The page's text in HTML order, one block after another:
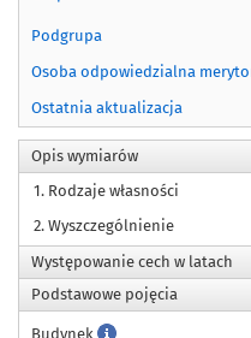
Podgrupa
Osoba odpowiedzialna
Ostatnia aktualizacja
Opis wymiarów
1. Rodzaje własności
2. Wyszczególnienie
Występowanie cech w latach
Podstawowe pojęcia
Budynek